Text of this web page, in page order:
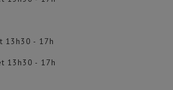
13h30 - 17h
13h30 - 17h